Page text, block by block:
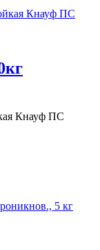
Кнауф ПС